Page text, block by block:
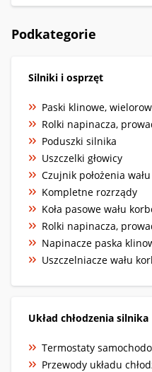
Podkategorie
Silniki i osprzęt
Paski klinowe,
Rolki napinacza,
Poduszki silnika
Uszczelki głowicy
Czujnik położenia
Kompletne rozrządy
Koła pasowe wału
Rolki napinacza,
Napinacze paska
Uszczelniacze wału
Układ chłodzenia silnika
Termostaty
Przewody układu